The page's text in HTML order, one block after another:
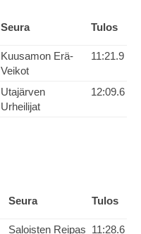
Seura Tulos
Kuusamon Erä-
Veikot
11:21.9
Utajärven
Urheilijat
12:09.6
Seura Tulos
Saloisten Reipas 11:28.6